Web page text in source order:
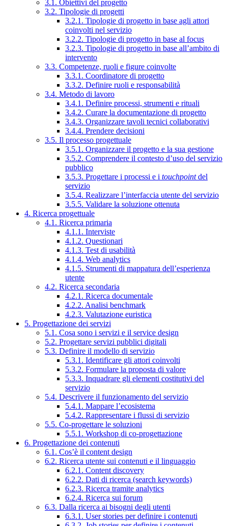
3.1. Obiettivi del progetto
3.2. Tipologie di progetti
3.2.1. Tipologie di progetto in base agli attori
coinvolti nel servizio
3.2.2. Tipologie di progetto in base al focus
3.2.3. Tipologie di progetto in base all’ambito di
intervento
3.3. Competenze, ruoli e figure coinvolte
3.3.1. Coordinatore di progetto
3.3.2. Definire ruoli e responsabilità
3.4. Metodo di lavoro
3.4.1. Definire processi, strumenti e rituali
3.4.2. Curare la documentazione di progetto
3.4.3. Organizzare tavoli tecnici collaborativi
3.4.4. Prendere decisioni
3.5. Il processo progettuale
3.5.1. Organizzare il progetto e la sua gestione
3.5.2. Comprendere il contesto d’uso del servizio
pubblico
3.5.3. Progettare i processi e i touchpointdel
servizio
3.5.4. Realizzare l’interfaccia utente del servizio
3.5.5. Validare la soluzione ottenuta
4. Ricerca progettuale
4.1. Ricerca primaria
4.1.1. Interviste
4.1.2. Questionari
4.1.3. Test di usabilità
4.1.4. Web analytics
4.1.5. Strumenti di mappatura dell’esperienza
utente
4.2. Ricerca secondaria
4.2.1. Ricerca documentale
4.2.2. Analisi benchmark
4.2.3. Valutazione euristica
5. Progettazione dei servizi
5.1. Cosa sono i servizi e il service design
5.2. Progettare servizi pubblici digitali
5.3. Definire il modello di servizio
5.3.1. Identificare gli attori coinvolti
5.3.2. Formulare la proposta di valore
5.3.3. Inquadrare gli elementi costitutivi del
servizio
5.4. Descrivere il funzionamento del servizio
5.4.1. Mappare l’ecosistema
5.4.2. Rappresentare i flussi di servizio
5.5. Co-progettare le soluzioni
5.5.1. Workshop di co-progettazione
6. Progettazione dei contenuti
6.1. Cos’è il content design
6.2. Ricerca utente sui contenuti e il linguaggio
6.2.1. Content discovery
6.2.2. Dati di ricerca (search keywords)
6.2.3. Ricerca tramite analytics
6.2.4. Ricerca sui forum
6.3. Dalla ricerca ai bisogni degli utenti
6.3.1. User stories per definire i contenuti